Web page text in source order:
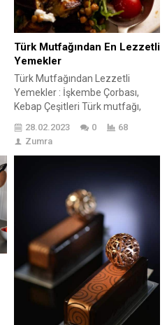
Türk Mutfağından En Lezzetli
Yemekler
Türk Mutfağından Lezzetli
Yemekler : İşkembe Çorbası,
Kebap Çeşitleri Türk mutfağı,
tarihi ve kültürel zenginlikleri
yansıtan geniş bir yelpazede
çeşitlilik gösteren bir mutfaktır.
ve Anadolu, Balkanlar, Orta Asya
ve Ortadoğu’nun kültürel
etkilerini yansıtır. Geniş bir
yelpazeye sahip olması
nedeniyle bin bir çeşit...
28.02.2023 0
68
Zumra